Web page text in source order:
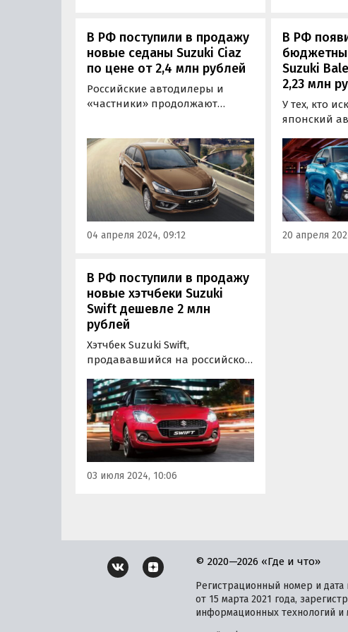
В РФ поступили в продажу
новые седаны Suzuki Ciaz
по цене от 2,4 млн рублей
Российские автодилеры и
«частники» продолжают
При этом цены на них растут:
если в конце 2023 года они
начинались от 2 млн рублей,
сейчас на одном из
классифайдов такие
«четырехдверки» стоят…
04 апреля 2024, 09:12
В РФ
Suzuki
2,23 млн
У тех, кто
японский
деньги,
полностью
эти
хэтчбек
20 апреля
В РФ поступили в продажу
новые хэтчбеки Suzuki
Swift дешевле 2 млн
рублей
Хэтчбек Suzuki Swift,
продававшийся на российском
можно купить новым. В начале
июля на одном из
классифайдов есть в продаже
несколько привезенных из-за
границы машин, цены на
которые начинаются от 1 989
000 рублей, пишут…
03 июля 2024, 10:06
© 2020—2026 «Где и что»
Регистрационный номер и
от 15 марта 2021 года,
информационных технологий